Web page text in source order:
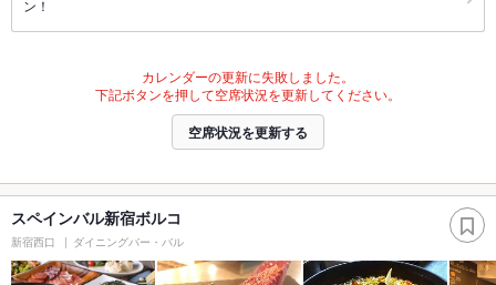
ン！
カレンダーの更新に失敗しました。
下記ボタンを押して空席状況を更新してください。
空席状況を更新する
スペインバル新宿ボルコ
新宿西口 ダイニングバー・バル